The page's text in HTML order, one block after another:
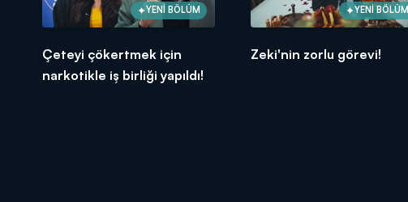
YENİ BÖLÜM
Çeteyi çökertmek için
narkotikle iş birliği yapıldı!
YENİ BÖLÜM
Zeki'nin zorlu görevi!